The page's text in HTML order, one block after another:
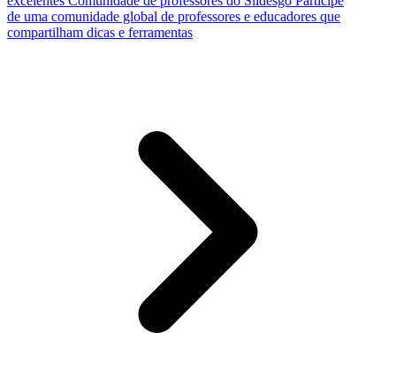
de uma comunidade global de professores e educadores que
compartilham dicas e ferramentas